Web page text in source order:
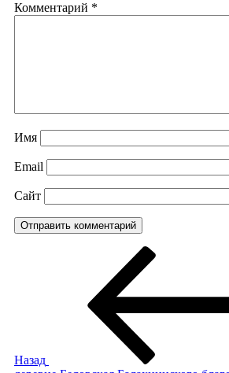
Комментарий *
Имя
Email
Сайт
Назад